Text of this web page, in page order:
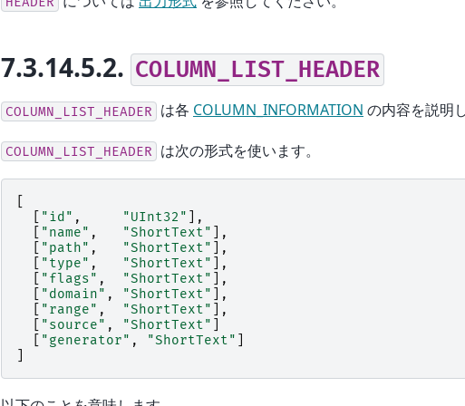
7.3.14.5.2. COLUMN_LIST_HEADER
COLUMN_LIST_HEADER は各 COLUMN_INFORMATION の内容を説明
COLUMN_LIST_HEADER は次の形式を使います。
"id" , "UInt32"
],
"name" , "ShortText"
],
"path" , "ShortText"
],
"type" , "ShortText"
],
"flags" , "ShortText"
],
"domain" , "ShortText"
],
"range" , "ShortText"
],
"source" , "ShortText"
"generator" , "ShortText"